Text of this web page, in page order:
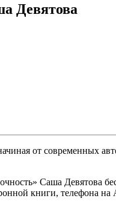
Девятова
от современных
Саша Девятова
книги, телефона